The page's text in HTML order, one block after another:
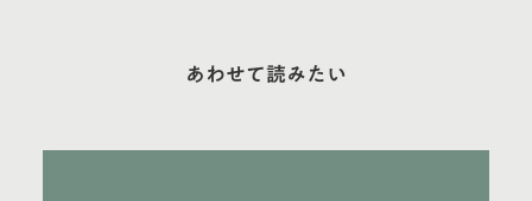
あわせて読みたい